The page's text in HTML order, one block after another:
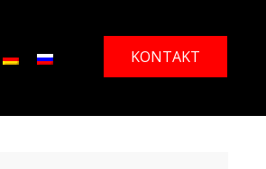
KONTAKT